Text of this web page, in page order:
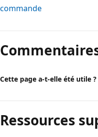
commande
Cette page a-t-elle été utile ?
Ressources